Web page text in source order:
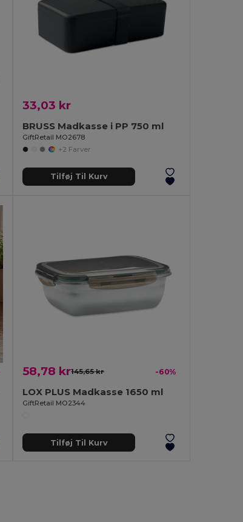
33,03 kr
BRUSS Madkasse i PP 750 ml
GiftRetail MO2678
+2 Farver
Tilføj Til Kurv
58,78 kr145,65 kr -60%
LOX PLUS Madkasse 1650 ml
GiftRetail MO2344
Tilføj Til Kurv